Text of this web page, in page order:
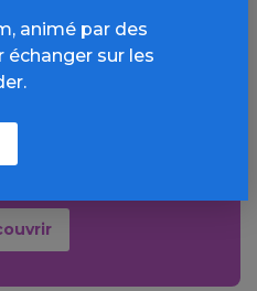
loin sur
Alcool
FAQ, annuaires,
actualités...
animé par des
sur les